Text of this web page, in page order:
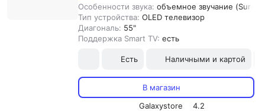
Особенности звука: объемное звучание
Тип устройства: OLED телевизор
Диагональ: 55"
Поддержка Smart TV: есть
Есть Наличными и картой
В магазин
Galaxystore
4.2